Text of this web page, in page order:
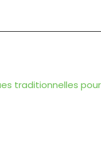
traditionnelles